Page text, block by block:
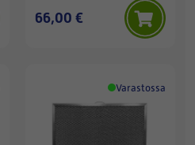
66,00 €
Varastossa